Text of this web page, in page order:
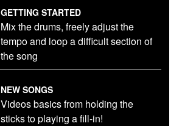
GETTING STARTED
Mix the drums, freely adjust the
tempo and loop a difficult section of
the song
NEW SONGS
Videos basics from holding the
sticks to playing a fill-in!